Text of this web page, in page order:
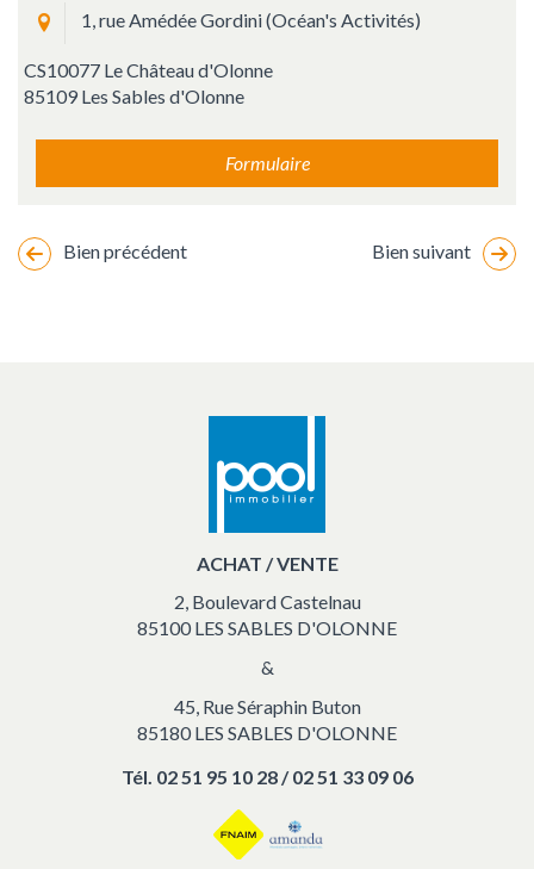
1, rue Amédée Gordini (Océan's Activités)
CS10077 Le Château d'Olonne
85109 Les Sables d'Olonne
Formulaire
Bien précédent Bien suivant
ACHAT / VENTE
2, Boulevard Castelnau
85100 LES SABLES D'OLONNE
&
45, Rue Séraphin Buton
85180 LES SABLES D'OLONNE
Tél. 02 51 95 10 28 / 02 51 33 09 06